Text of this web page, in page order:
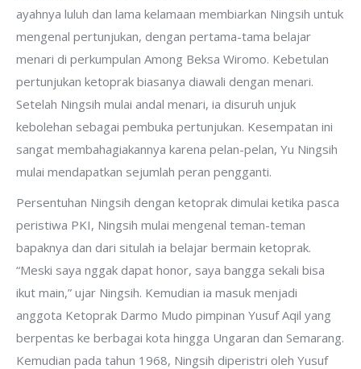
ayahnya luluh dan lama kelamaan membiarkan Ningsih untuk
mengenal pertunjukan, dengan pertama-tama belajar
menari di perkumpulan Among Beksa Wiromo. Kebetulan
pertunjukan ketoprak biasanya diawali dengan menari.
Setelah Ningsih mulai andal menari, ia disuruh unjuk
kebolehan sebagai pembuka pertunjukan. Kesempatan ini
sangat membahagiakannya karena pelan-pelan, Yu Ningsih
mulai mendapatkan sejumlah peran pengganti.
Persentuhan Ningsih dengan ketoprak dimulai ketika pasca
peristiwa PKI, Ningsih mulai mengenal teman-teman
bapaknya dan dari situlah ia belajar bermain ketoprak.
“Meski saya nggak dapat honor, saya bangga sekali bisa
ikut main,” ujar Ningsih. Kemudian ia masuk menjadi
anggota Ketoprak Darmo Mudo pimpinan Yusuf Aqil yang
berpentas ke berbagai kota hingga Ungaran dan Semarang.
Kemudian pada tahun 1968, Ningsih diperistri oleh Yusuf